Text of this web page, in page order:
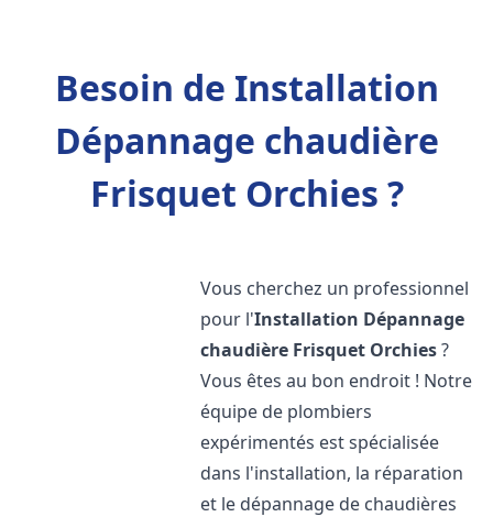
Besoin de Installation
Dépannage chaudière
Frisquet Orchies ?
Vous cherchez un professionnel
pour l'Installation Dépannage
chaudière Frisquet Orchies?
Vous êtes au bon endroit ! Notre
équipe de plombiers
expérimentés est spécialisée
dans l'installation, la réparation
et le dépannage de chaudières